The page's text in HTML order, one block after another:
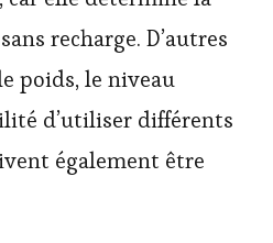
recharge. D’autres
poids, le niveau
d’utiliser différents
également être